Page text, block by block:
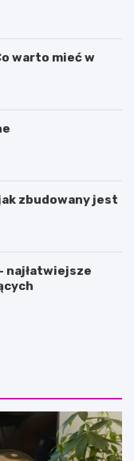
warto mieć w
zbudowany jest
najłatwiejsze